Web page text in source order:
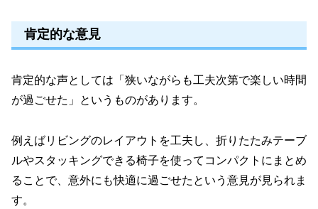
肯定的な意見
肯定的な声としては「狭いながらも工夫次第で楽しい時間
が過ごせた」というものがあります。
例えばリビングのレイアウトを工夫し、折りたたみテーブ
ルやスタッキングできる椅子を使ってコンパクトにまとめ
ることで、意外にも快適に過ごせたという意見が見られま
す。